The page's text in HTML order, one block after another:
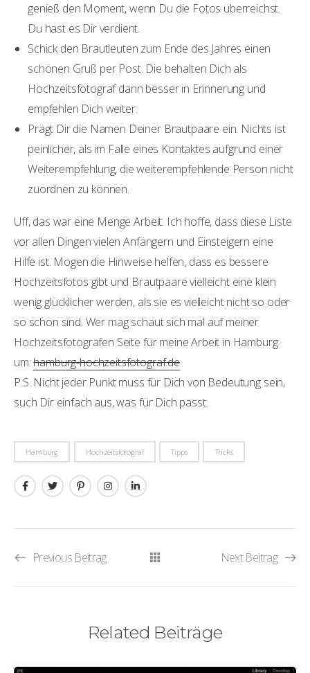
genieß den Moment, wenn Du die Fotos überreichst.
Du hast es Dir verdient.
Schick den Brautleuten zum Ende des Jahres einen
schönen Gruß per Post. Die behalten Dich als
Hochzeitsfotograf dann besser in Erinnerung und
empfehlen Dich weiter.
Prägt Dir die Namen Deiner Brautpaare ein. Nichts ist
peinlicher, als im Falle eines Kontaktes aufgrund einer
Weiterempfehlung, die weiterempfehlende Person nicht
zuordnen zu können.
Uff, das war eine Menge Arbeit. Ich hoffe, dass diese Liste
vor allen Dingen vielen Anfängern und Einsteigern eine
Hilfe ist. Mögen die Hinweise helfen, dass es bessere
Hochzeitsfotos gibt und Brautpaare vielleicht eine klein
wenig glücklicher werden, als sie es vielleicht nicht so oder
so schon sind. Wer mag schaut sich mal auf meiner
Hochzeitsfotografen Seite für meine Arbeit in Hamburg
um:hamburg-hochzeitsfotograf.de
P.S. Nicht jeder Punkt muss für Dich von Bedeutung sein,
such Dir einfach aus, was für Dich passt.
Hamburg Hochzeitsfotograf Tipps Tricks
Previous Beitrag Next Beitrag
Related Beiträge